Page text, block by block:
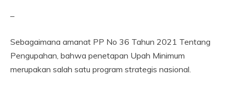
–
Sebagaimana amanat PP No 36 Tahun 2021 Tentang
Pengupahan, bahwa penetapan Upah Minimum
merupakan salah satu program strategis nasional.